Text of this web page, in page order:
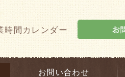
時間カレンダー
お問い合わせ